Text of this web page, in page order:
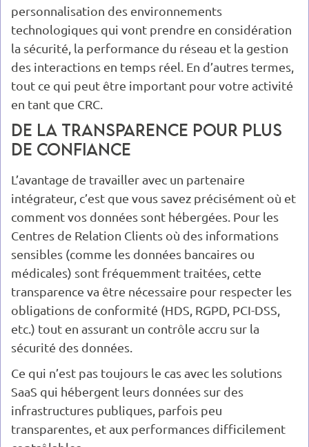
personnalisation des environnements
technologiques qui vont prendre en considération
la sécurité, la performance du réseau et la gestion
des interactions en temps réel. En d’autres termes,
tout ce qui peut être important pour votre activité
en tant que CRC.
De la transparence pour plus
de confiance
L’avantage de travailler avec un partenaire
intégrateur, c’est que vous savez précisément où et
comment vos données sont hébergées. Pour les
Centres de Relation Clients où des informations
sensibles (comme les données bancaires ou
médicales) sont fréquemment traitées, cette
transparence va être nécessaire pour respecter les
obligations de conformité (HDS, RGPD, PCI-DSS,
etc.) tout en assurant un contrôle accru sur la
sécurité des données.
Ce qui n’est pas toujours le cas avec les solutions
SaaS qui hébergent leurs données sur des
infrastructures publiques, parfois peu
transparentes, et aux performances difficilement